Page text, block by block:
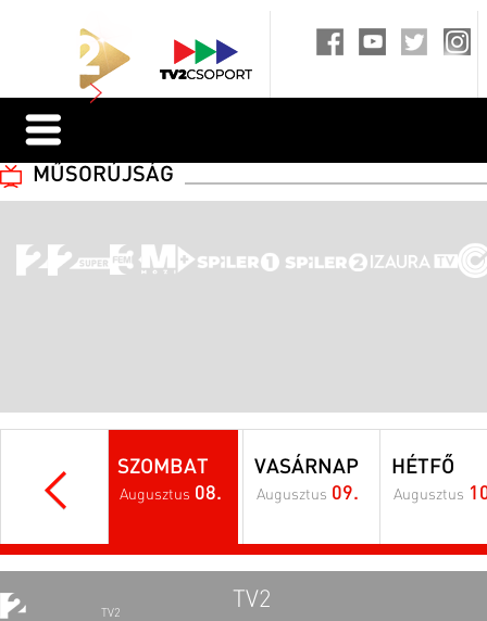
MŰSORÚJSÁG
SZOMBAT
Augusztus 08.
VASÁRNAP
Augusztus 09.
HÉTFŐ
Augusztus
TV2
TV2